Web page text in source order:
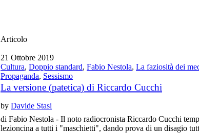
Articolo
21 Ottobre 2019
Cultura,Doppio standard,Fabio Nestola,La faziosità dei
Propaganda, Sessismo
La versione (patetica) di Riccardo Cucchi
byDavide Stasi
di Fabio Nestola - Il noto radiocronista Riccardo Cucchi
lezioncina a tutti i "maschietti", dando prova di un disagio